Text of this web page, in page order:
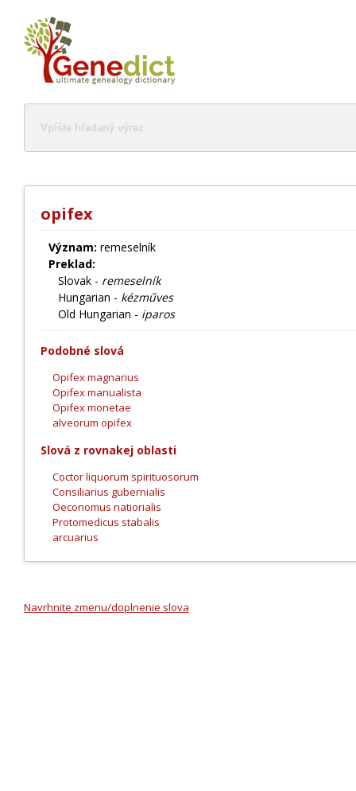
opifex
Význam: remeselník
Preklad:
Slovak - remeselník
Hungarian - kézműves
Old Hungarian - iparos
Podobné slová
Opifex magnarius
Opifex manualista
Opifex monetae
alveorum opifex
Slová z rovnakej oblasti
Coctor liquorum spirituosorum
Consiliarius gubernialis
Oeconomus natiorialis
Protomedicus stabalis
arcuarius
Navrhnite zmenu/doplnenie slova